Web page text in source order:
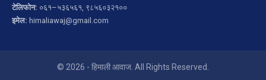
टेलिफोन: ०६१–५३६५६१, ९८५६०३२१००
इमेल: himaliawaj@gmail.com
© 2026 - हिमाली आवाज. All Rights Reserved.